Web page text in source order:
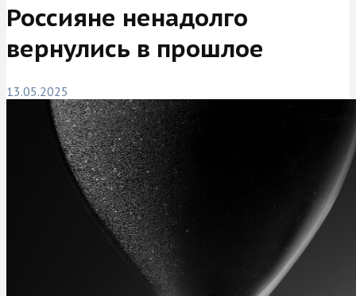
Россияне ненадолго
вернулись в прошлое
13.05.2025